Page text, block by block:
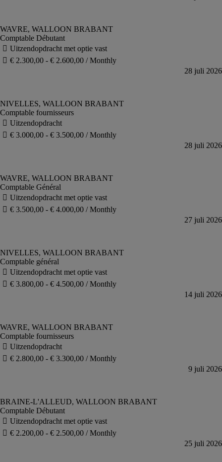
Comptable Débutant
Comptable fournisseurs
Comptable Général
Comptable général
Comptable fournisseurs
Comptable Débutant